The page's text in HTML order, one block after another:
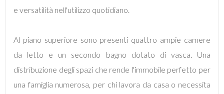
e versatilità nell'utilizzo quotidiano.
Al piano superiore sono presenti quattro ampie camere
da letto e un secondo bagno dotato di vasca. Una
distribuzione degli spazi che rende l'immobile perfetto per
una famiglia numerosa, per chi lavora da casa o necessita
Bagni